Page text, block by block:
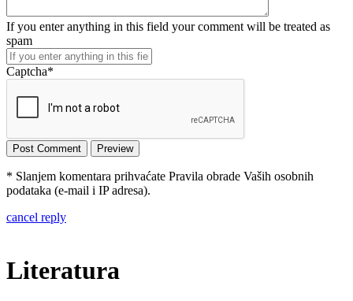
If you enter anything in this field your comment will be treated as
spam
Captcha*
* Slanjem komentara prihvaćate Pravila obrade Vaših osobnih
podataka (e-mail i IP adresa).
cancel reply
Literatura